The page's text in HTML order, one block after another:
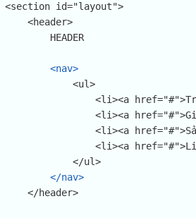
<section id="layout">
<nav>
</nav>